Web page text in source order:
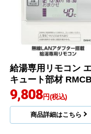
給湯専用リモコン
キュート部材
9,808円(税込)
商品詳細はこちら